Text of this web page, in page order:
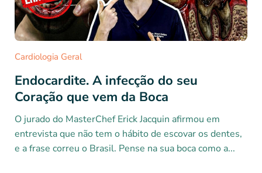
Cardiologia Geral
Endocardite. A infecção do seu
Coração que vem da Boca
O jurado do MasterChef Erick Jacquin afirmou em
entrevista que não tem o hábito de escovar os dentes,
e a frase correu o Brasil. Pense na sua boca como a...